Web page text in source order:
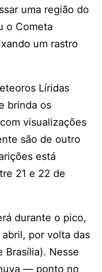
uma região do
o Cometa
um rastro
Líridas
brinda os
visualizações
são de outro
está
21 e 22 de
durante o pico,
por volta das
Brasília). Nesse
— ponto no